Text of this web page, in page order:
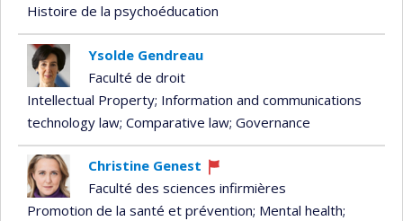
Histoire de la psychoéducation
Ysolde Gendreau
Faculté de droit
Intellectual Property; Information and communications
technology law; Comparative law; Governance
Christine Genest
Currently
recruiting
Faculté des sciences infirmières
Promotion de la santé et prévention; Mental health;